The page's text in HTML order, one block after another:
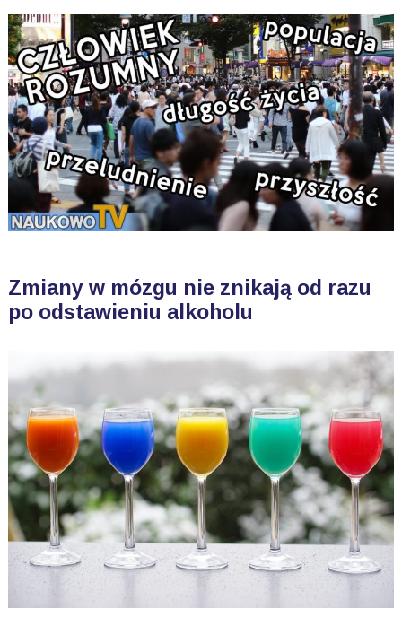
Zmiany w mózgu nie znikają od razu
po odstawieniu alkoholu